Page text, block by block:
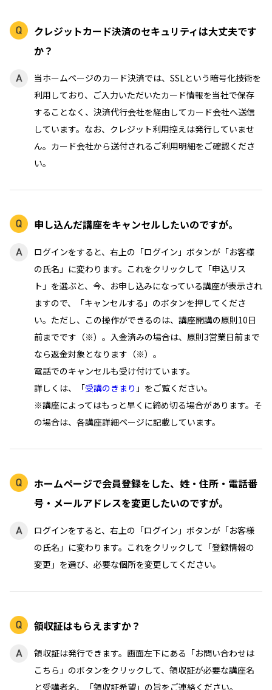
クレジットカード決済のセキュリティは大丈夫です
か？
当ホームページのカード決済では、SSLという暗号化技術を
利用しており、ご入力いただいたカード情報を当社で保存
することなく、決済代行会社を経由してカード会社へ送信
しています。なお、クレジット利用控えは発行していませ
ん。カード会社から送付されるご利用明細をご確認くださ
い。
申し込んだ講座をキャンセルしたいのですが。
ログインをすると、右上の「ログイン」ボタンが「お客様
の氏名」に変わります。これをクリックして「申込リス
ト」を選ぶと、今、お申し込みになっている講座が表示され
ますので、「キャンセルする」のボタンを押してくださ
い。ただし、この操作ができるのは、講座開講の原則10日
前までです（※）。入金済みの場合は、原則3営業日前まで
なら返金対象となります（※）。
電話でのキャンセルも受け付けています。
詳しくは、「受講のきまり 」をご覧ください。
※講座によってはもっと早くに締め切る場合があります。そ
の場合は、各講座詳細ページに記載しています。
ホームページで会員登録をした、姓・住所・電話番
号・メールアドレスを変更したいのですが。
ログインをすると、右上の「ログイン」ボタンが「お客様
の氏名」に変わります。これをクリックして「登録情報の
変更」を選び、必要な個所を変更してください。
領収証はもらえますか？
領収証は発行できます。画面左下にある「お問い合わせは
こちら」のボタンをクリックして、領収証が必要な講座名
と受講者名、「領収証希望」の旨をご連絡ください。